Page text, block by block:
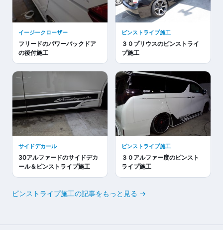
イージークローザー
フリードのパワーバックドア
の後付施工
ピンストライプ施工
３０プリウスのピンストライ
プ施工
サイドデカール
30アルファードのサイドデカ
ール＆ピンストライプ施工
ピンストライプ施工
３０アルファー度のピンスト
ライプ施工
ピンストライプ施工の記事をもっと見る →